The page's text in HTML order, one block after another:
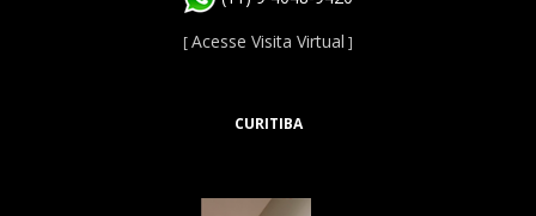
[Acesse Visita Virtual ]
CURITIBA